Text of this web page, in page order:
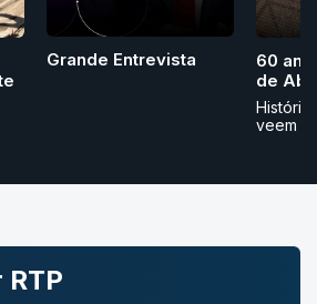
Grande Entrevista
60
de
veem